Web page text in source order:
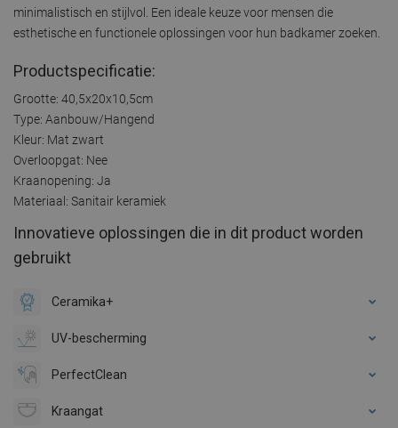
minimalistisch en stijlvol. Een ideale keuze voor mensen die
esthetische en functionele oplossingen voor hun badkamer zoeken.
Productspecificatie:
Grootte: 40,5x20x10,5cm
Type: Aanbouw/Hangend
Kleur: Mat zwart
Overloopgat: Nee
Kraanopening: Ja
Materiaal: Sanitair keramiek
Innovatieve oplossingen die in dit product worden
gebruikt
Ceramika+
UV-bescherming
PerfectClean
Kraangat